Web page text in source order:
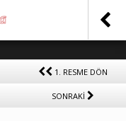
1. RESME DÖN
SONRAKİ